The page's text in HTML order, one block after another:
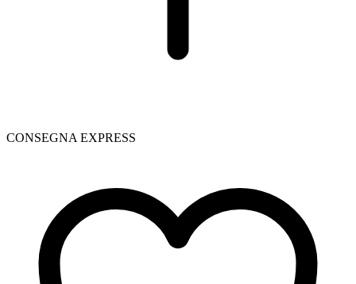
CONSEGNA EXPRESS